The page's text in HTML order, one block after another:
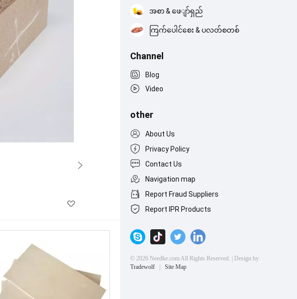
အစာ & ဖေျာ်ရှည်
ကြက်ပေါင်စေး & ပလတ်စတစ်
Channel
Blog
Video
other
About Us
Privacy Policy
Contact Us
Navigation map
Report Fraud Suppliers
Report IPR Products
© 2026 Needke.com All Rights Reserved. | Design by
Tradewolf
Site Map